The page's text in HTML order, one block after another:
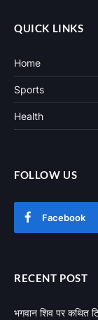
QUICK LINKS
Home
Sports
Health
FOLLOW US
Facebook
RECENT POST
भगवान शिव पर कथित